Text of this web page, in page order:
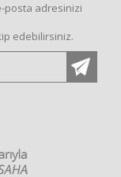
posta adresinizi
edebilirsiniz.